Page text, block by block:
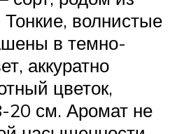
волнистые
в темно-
аккуратно
цветок,
20 см. Аромат не